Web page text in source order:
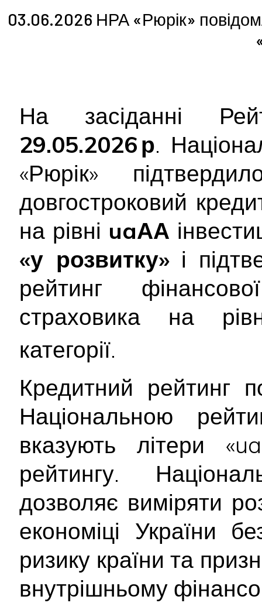
03.06.2026 НРА «Рюрік»
На засіданні
29.05.2026 р.
«Рюрік»
довгостроковий
на рівні uaАА
«у розвитку»і
рейтинг
страховика на
категорії.
Кредитний рейтинг
Національною
вказують літери
рейтингу.
дозволяє виміряти
економіці України
ризику країни та
внутрішньому